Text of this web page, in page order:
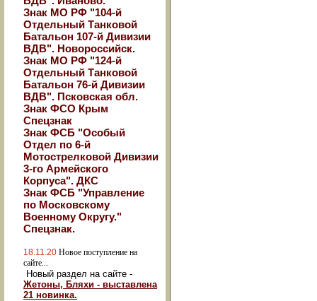
Знак МО РФ "104-й
Отдельный Танковой
Батальон 107-й Дивизии
ВДВ". Новороссийск.
Знак МО РФ "124-й
Отдельный Танковой
Батальон 76-й Дивизии
ВДВ". Псковская обл.
Знак ФСО Крым
Спецзнак
Знак ФСБ "Особый
Отдел по 6-й
Мотострелковой Дивизии
3-го Армейского
Корпуса". ДКС
Знак ФСБ "Управление
по Московскому
Военному Округу."
Спецзнак.
18.11.20 Новое поступление на
сайте...
Новый раздел на сайте -
Жетоны, Бляхи - выставлена
21 новинка.